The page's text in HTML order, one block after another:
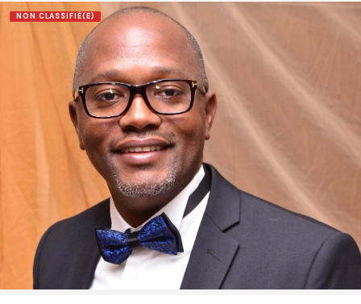
NON CLASSIFIÉ(E)